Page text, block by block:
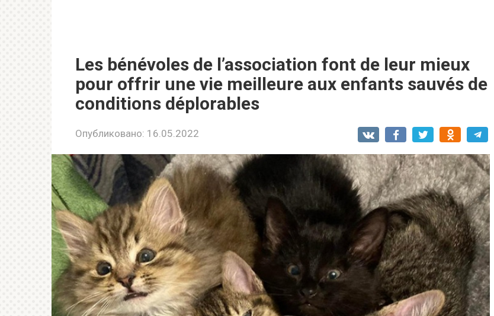
Les bénévoles de l’association font de leur mieux
pour offrir une vie meilleure aux enfants sauvés de
conditions déplorables
Опубликовано: 16.05.2022